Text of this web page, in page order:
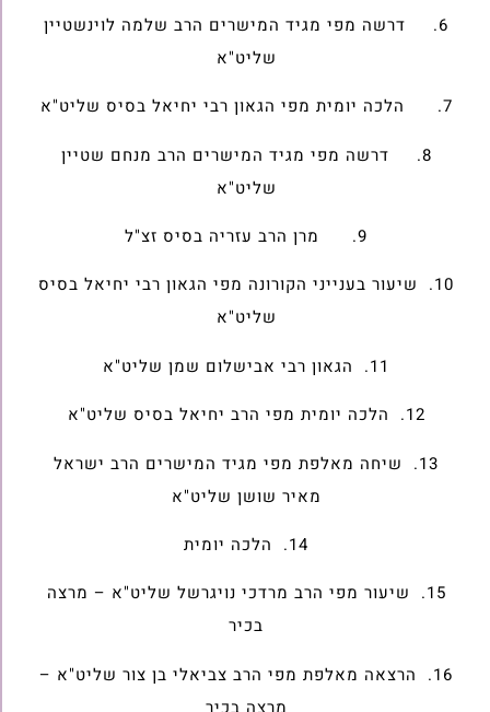
6. דרשה מפי מגיד המישרים הרב שלמה לוינשטיין
שליט"א
7. הלכה יומית מפי הגאון רבי יחיאל בסיס שליט"א
8. דרשה מפי מגיד המישרים הרב מנחם שטיין
שליט"א
9. מרן הרב עזריה בסיס זצ"ל
10. שיעור בענייני הקורונה מפי הגאון רבי יחיאל בסיס
שליט"א
11. הגאון רבי אבישלום שמן שליט"א
12. הלכה יומית מפי הרב יחיאל בסיס שליט"א
13. שיחה מאלפת מפי מגיד המישרים הרב ישראל
מאיר שושן שליט"א
14. הלכה יומית
15. שיעור מפי הרב מרדכי נויגרשל שליט"א – מרצה
בכיר
16. הרצאה מאלפת מפי הרב צביאלי בן צור שליט"א –